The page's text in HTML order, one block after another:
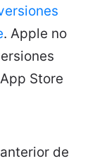
. Apple no
Store
de